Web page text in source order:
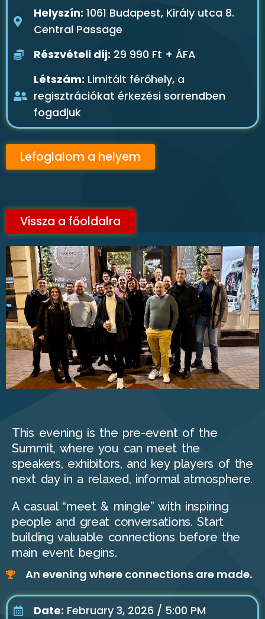
Helyszín: 1061 Budapest, Király utca 8.
Central Passage
Részvételi díj: 29 990 Ft + ÁFA
Létszám: Limitált férőhely, a
regisztrációkat érkezési sorrendben
fogadjuk
Lefoglalom a helyem
Vissza a főoldalra
This evening is the pre-event of the
Summit, where you can meet the
speakers, exhibitors, and key players of the
next day in a relaxed, informal atmosphere.
A casual “meet & mingle” with inspiring
people and great conversations. Start
building valuable connections before the
main event begins.
An evening where connections are made.
Date: February 3, 2026 / 5:00 PM